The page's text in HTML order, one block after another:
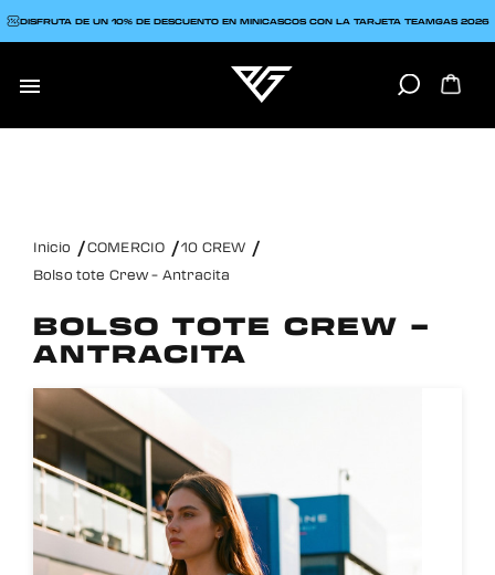

DISFRUTA DE UN 10% DE DESCUENTO EN MINICASCOS CON LA TARJETA TEAMGAS 2026
Inicio COMERCIO
10 CREW
Bolso tote Crew – Antracita
BOLSO TOTE CREW –
ANTRACITA